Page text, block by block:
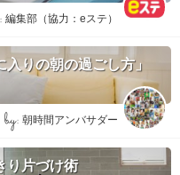
編集部（協力：eステ）
りの朝の過ごし方」
by: 朝時間アンバサダー
り片づけ術